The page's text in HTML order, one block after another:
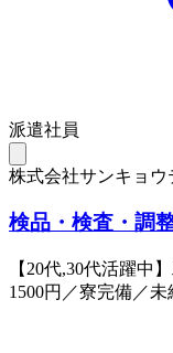
派遣社員
株式会社サンキョウ
検品・検査・調
【20代,30代活躍中
1500円／寮完備／